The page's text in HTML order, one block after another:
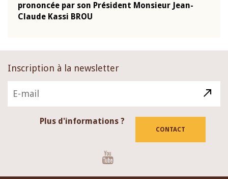
prononcée par son Président Monsieur Jean-
Claude Kassi BROU
Inscription à la newsletter
Plus d'informations ?
CONTACT